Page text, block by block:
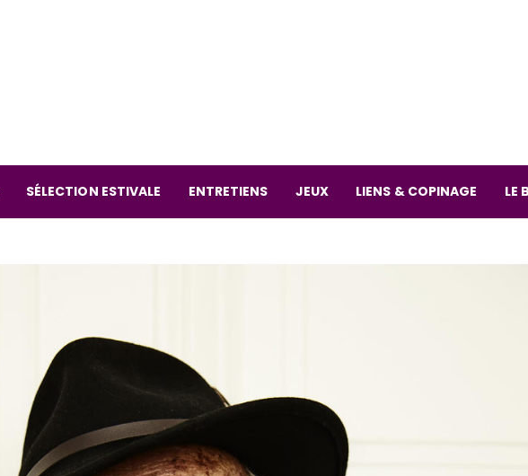
SÉLECTION ESTIVALE ENTRETIENS JEUX LIENS & COPINAGE LE